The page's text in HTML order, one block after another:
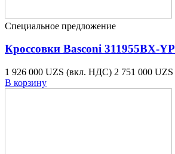
Специальное предложение
Кроссовки Basconi 311955BX-YP
1 926 000 UZS (вкл. НДС) 2 751 000 UZS
В корзину